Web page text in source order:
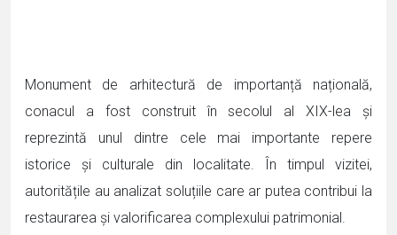
Monument de arhitectură de importanță națională,
conacul a fost construit în secolul al XIX-lea și
reprezintă unul dintre cele mai importante repere
istorice și culturale din localitate. În timpul vizitei,
autoritățile au analizat soluțiile care ar putea contribui la
restaurarea și valorificarea complexului patrimonial.